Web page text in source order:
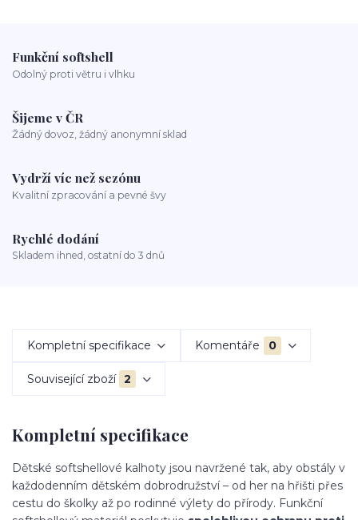
Funkční softshell
Odolný proti větru i vlhku
Šijeme v ČR
Žádný dovoz, žádný anonymní sklad
Vydrží víc než sezónu
Kvalitní zpracování a pevné švy
Rychlé dodání
Skladem ihned, ostatní do 3 dnů
Kompletní specifikace Komentáře 0
Související zboží 2
Kompletní specifikace
Dětské softshellové kalhoty jsou navržené tak, aby obstály v
každodenním dětském dobrodružství – od her na hřišti přes
cestu do školky až po rodinné výlety do přírody. Funkční